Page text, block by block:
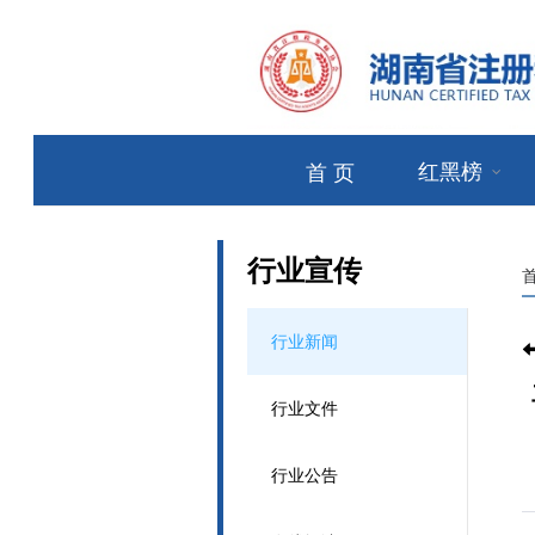
首 页 红黑榜
行业宣传
行业新闻
行业文件
行业公告